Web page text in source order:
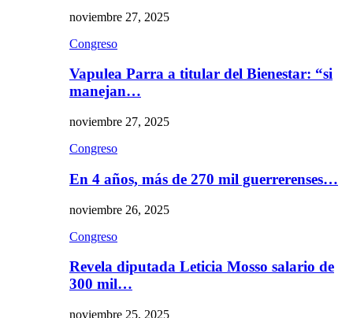
noviembre 27, 2025
Congreso
Vapulea Parra a titular del Bienestar: “si
manejan…
noviembre 27, 2025
Congreso
En 4 años, más de 270 mil guerrerenses…
noviembre 26, 2025
Congreso
Revela diputada Leticia Mosso salario de
300 mil…
noviembre 25, 2025